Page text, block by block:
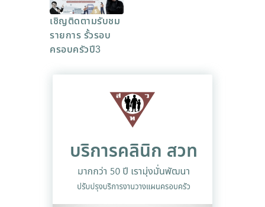
เชิญติดตามรับชม
รายการ รั้วรอบ
ครอบครัวปี3